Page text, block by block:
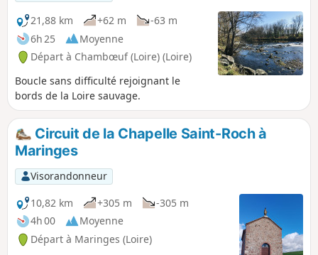
21,88 km
+62 m
-63 m
6h 25
Moyenne
Départ à Chambœuf (Loire) (Loire)
Boucle sans difficulté rejoignant le
bords de la Loire sauvage.
Circuit de la Chapelle Saint-Roch à
Maringes
Visorandonneur
10,82 km
+305 m
-305 m
4h 00
Moyenne
Départ à Maringes (Loire)